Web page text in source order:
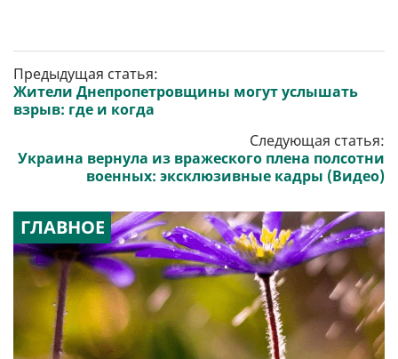
Предыдущая статья:
Жители Днепропетровщины могут услышать
взрыв: где и когда
Следующая статья:
Украина вернула из вражеского плена полсотни
военных: эксклюзивные кадры (Видео)
ГЛАВНОЕ